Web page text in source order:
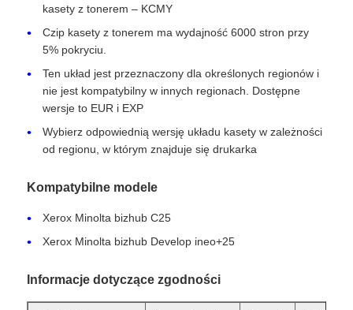
Dom
Produkty
kasety z tonerem – KCMY
Czip kasety z tonerem ma wydajność 6000 stron przy
5% pokryciu.
Ten układ jest przeznaczony dla określonych regionów i
nie jest kompatybilny w innych regionach. Dostępne
wersje to EUR i EXP
Wybierz odpowiednią wersję układu kasety w zależności
od regionu, w którym znajduje się drukarka
Kompatybilne modele
Xerox Minolta bizhub C25
Xerox Minolta bizhub Develop ineo+25
Informacje dotyczące zgodności